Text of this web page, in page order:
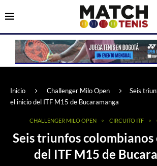
Inicio Challenger Milo Open
Seis
el inicio del ITF M15 de Bucaramanga
CHALLENGER MILO OPEN CIRCUITO ITF
Seis triunfos
del ITF M15 de